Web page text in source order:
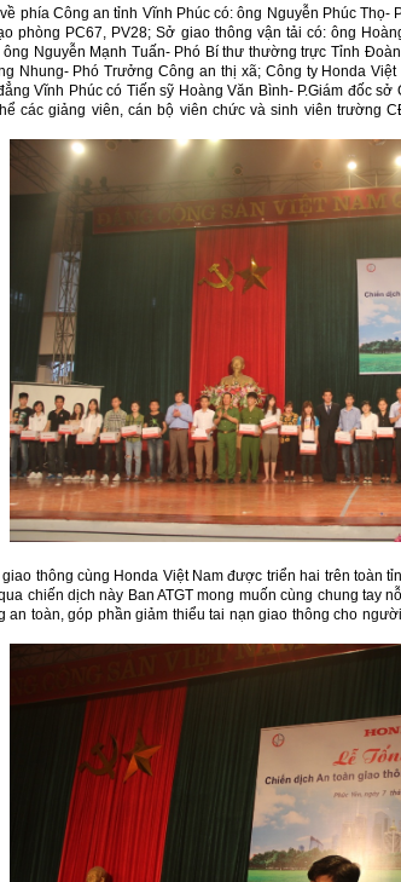
phía Công an tỉnh Vĩnh Phúc có: ông Nguyễn Phúc Thọ-
phòng PC67, PV28; Sở giao thông vận tải có: ông
Nguyễn Mạnh Tuấn- Phó Bí thư thường trực Tỉnh
Nhung- Phó Trưởng Công an thị xã; Công ty Honda
Vĩnh Phúc có Tiến sỹ Hoàng Văn Bình- P.Giám đốc
các giảng viên, cán bộ viên chức và sinh viên trường
thông cùng Honda Việt Nam được triển hai trên toàn
chiến dịch này Ban ATGT mong muốn cùng chung tay
an toàn, góp phần giảm thiểu tai nạn giao thông cho